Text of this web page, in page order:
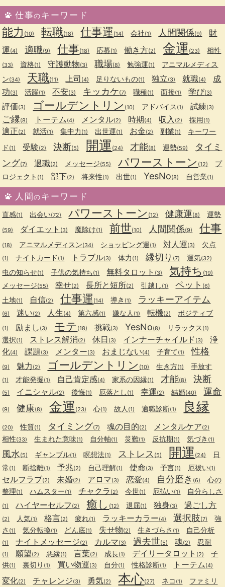
仕事のキーワード
能力 (10) 転職(18) 仕事運 (14) 会社(1) 人間関係(9)
財
運(4) 適職(9) 仕事(18) 応募(1) 働き方(2) 金運 (23) 相性
(33) 資格(1) 守護動物(3) 職場(8) 勉強運(1)
アニマルメディス
ン(34) 天職(11) 上司 (4) 足りないもの(1) 独立(3) 就職(4)
成
功(3) 活躍(1) 不安(3) キッカケ(7) 職種(1) 面接(1) 学び(3)
評価(3) ゴールデントリン (10) アドバイス (1) 試練(3)
ご縁(8) トーテム (4) メンタル(2) 時期(4) 収入 (2) 採用(1)
適正(2) 就活(1) 集中力 (1) 出世運(1) お金(2) 副業(1)
キーワー
ド (1) 受験(2) 決断(5) 開運 (24) 才能(8) 運勢(59)
タイミ
ング(7) 退職(2) メッセージ(55) パワーストーン (12)
プ
ロジェクト (1) 部下(2) 将来性(1) 出世(1) YesNo(8) 自営業(1)
人間のキーワード
直感(1) 出会い(72) パワーストーン (12) 健康運(8) 運勢
(59) ダイエット (3) 魔除け(1) 前世(10) 人間関係(9) 仕事
(18) アニマルメディスン(34) ショッピング運(1) 対人運(3) 欠点
(1) ナイトカード (1) トラブル(3) 体力 (1) 縁切り (7) 運気(32)
虫の知らせ(1) 子供の気持ち(1) 無料タロット (3) 気持ち (19)
メッセージ(55) 幸せ(2) 長所と短所(2) 引越し (1) ペット (6)
土地(1) 自信(2) 仕事運 (14) 導き (1) ラッキーアイテム
(6) 迷い(2) 人生(4) 第六感(1) 嫌な人 (1) 転機(2) ポジティブ
(1) 励まし (3) モテ (18) 挑戦(3) YesNo(8) リラックス (1)
選択(1) ストレス解消(2) 休日 (3) インナーチャイルド (3)
浄
化(4) 課題 (3) メンター(3) おまじない(4) 子育て(1) 性格
(9) 魅力 (2) ゴールデントリン (10) 生き方(1) 手放す
(1) 才能発掘(1) 自己肯定感(4) 家系の因縁(1) 才能(8) 決断
(5) イニシャル(2) 後悔(1) 厄落とし (1) 幸運(2) 結婚(40) 運命
(9) 健康(8) 金運 (23) 心(1) 故人 (1) 適職診断(1) 良縁
(20) 性質(1) タイミング(7) 魂の目的(2) メンタルケア(2)
相性(33) 生まれた意味(1) 自分軸(1) 災難(1) 反抗期(1) 気づき (1)
風水(5) ギャンブル(1) 瞑想法(1) ストレス (5) 開運 (24)
日
常 (1) 断捨離(1) 予兆(2) 自己理解(1) 使命(3) 予言(1) 厄祓い(1)
セルフラブ(2) 未婚(2) アロマ(3) 恋愛(4) 自分磨き (6)
心の
整理(1) ハムスター(1) チャクラ (2) 今世(1) 厄払い(1) 自分らしさ
(1) ハイヤーセルフ (2) 癒し (12) 退屈(1) 独身(3) 過ごし方
(2) 人気(1) 格言(2) 疲れ(1) ラッキーカラー(4) 選択肢(7)
強
さ (1) 気分転換(1) どん底(1) 失せ物(2) 生きづらさ (1) 自己分析
(1) ナイトメッセージ(2) カルマ(3) 過去世(5) 魂(2) 忍耐
(1) 願望(2) 悪縁(1) 言葉(2) 成長(1) デイリータロット (2)
子
供(1) 裏切り (1) 買い物運(3) 自分(1) 性格診断(1) トーテム (4)
変化(2) チャレンジ(3) 勇気(2) 本心(27) ネコ (1)
ファミリ